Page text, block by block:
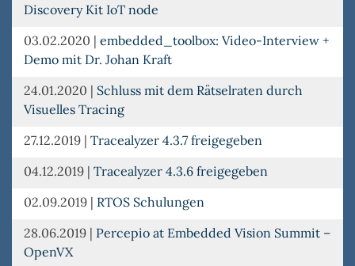
Discovery Kit IoT node
03.02.2020 | embedded_toolbox: Video-Interview +
Demo mit Dr. Johan Kraft
24.01.2020 | Schluss mit dem Rätselraten durch
Visuelles Tracing
27.12.2019 | Tracealyzer 4.3.7 freigegeben
04.12.2019 | Tracealyzer 4.3.6 freigegeben
02.09.2019 | RTOS Schulungen
28.06.2019 | Percepio at Embedded Vision Summit –
OpenVX